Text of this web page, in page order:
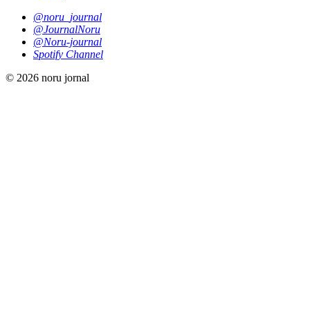
@noru_journal
@JournalNoru
@Noru-journal
Spotify Channel
© 2026 noru jornal